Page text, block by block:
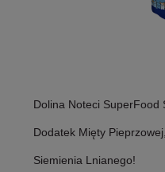
Dolina Noteci SuperFood
Dodatek Mięty
Siemienia Lnianego!